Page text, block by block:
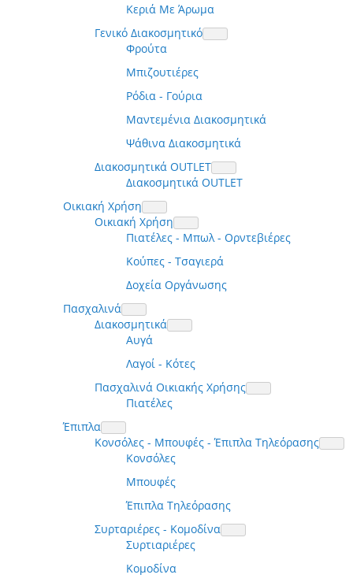
Κεριά Με Άρωμα
Γενικό Διακοσμητικό
Φρούτα
Μπιζουτιέρες
Ρόδια - Γούρια
Μαντεμένια Διακοσμητικά
Ψάθινα Διακοσμητικά
Διακοσμητικά OUTLET
Διακοσμητικά OUTLET
Οικιακή Χρήση
Οικιακή Χρήση
Πιατέλες - Μπωλ - Ορντεβιέρες
Κούπες - Τσαγιερά
Δοχεία Οργάνωσης
Πασχαλινά
Διακοσμητικά
Αυγά
Λαγοί - Κότες
Πασχαλινά Οικιακής Χρήσης
Πιατέλες
Έπιπλα
Κονσόλες - Μπουφές - Έπιπλα Τηλεόρασης
Κονσόλες
Μπουφές
Έπιπλα Τηλεόρασης
Συρταριέρες - Κομοδίνα
Συρτιαριέρες
Κομοδίνα